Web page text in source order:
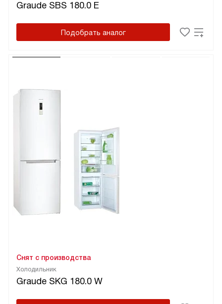
Graude SBS 180.0 E
Подобрать аналог
Холодильник
Graude SKG 180.0 W
Снят с производства